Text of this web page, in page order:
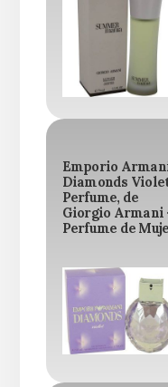
Emporio
Diamonds
Perfume, de
Giorgio Armani ·
Perfume de